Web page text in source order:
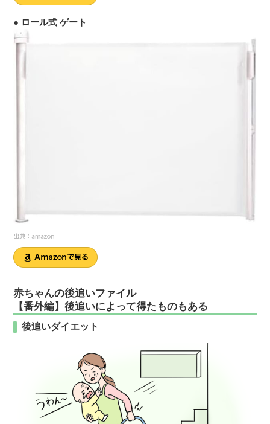
● ロール式 ゲート
赤ちゃんの後追いファイル
【番外編】後追いによって得たものもある
後追いダイエット